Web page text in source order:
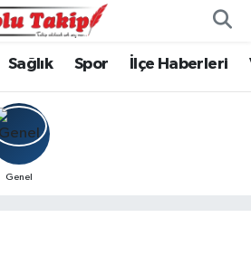
Sağlık Spor İlçe Haberleri
Genel